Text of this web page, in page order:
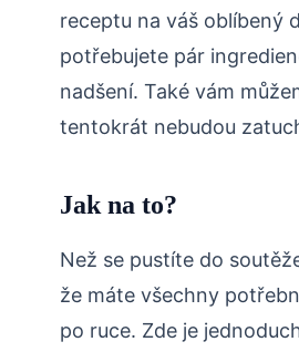
receptu na váš oblíbený
potřebujete pár
nadšení. Také vám
tentokrát nebudou
Jak na to?
Než se pustíte do
že máte všechny
po ruce. Zde je